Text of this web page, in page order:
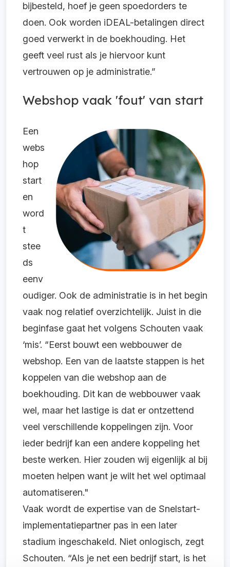
bijbesteld, hoef je geen spoedorders te
doen. Ook worden iDEAL-betalingen direct
goed verwerkt in de boekhouding. Het
geeft veel rust als je hiervoor kunt
vertrouwen op je administratie.”
Webshop vaak 'fout' van start
Een
webs
hop
start
en
word
t
stee
ds
eenv
oudiger. Ook de administratie is in het begin
vaak nog relatief overzichtelijk. Juist in die
beginfase gaat het volgens Schouten vaak
‘mis’. “Eerst bouwt een webbouwer de
webshop. Een van de laatste stappen is het
koppelen van die webshop aan de
boekhouding. Dit kan de webbouwer vaak
wel, maar het lastige is dat er ontzettend
veel verschillende koppelingen zijn. Voor
ieder bedrijf kan een andere koppeling het
beste werken. Hier zouden wij eigenlijk al bij
moeten helpen want je wilt het wel optimaal
automatiseren."
Vaak wordt de expertise van de Snelstart-
implementatiepartner pas in een later
stadium ingeschakeld. Niet onlogisch, zegt
Schouten. “Als je net een bedrijf start, is het